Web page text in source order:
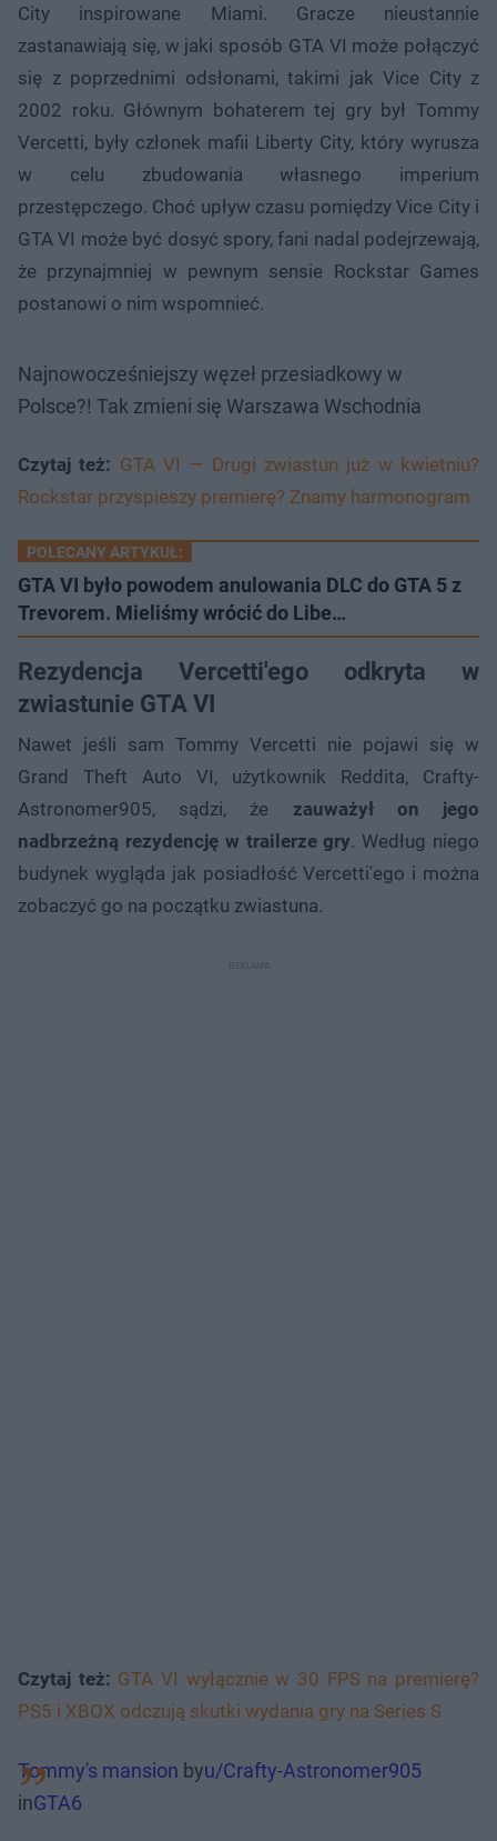
City inspirowane Miami. Gracze nieustannie
zastanawiają się, w jaki sposób GTA VI może połączyć
się z poprzednimi odsłonami, takimi jak Vice City z
2002 roku. Głównym bohaterem tej gry był Tommy
Vercetti, były członek mafii Liberty City, który wyrusza
w celu zbudowania własnego imperium
przestępczego. Choć upływ czasu pomiędzy Vice City i
GTA VI może być dosyć spory, fani nadal podejrzewają,
że przynajmniej w pewnym sensie Rockstar Games
postanowi o nim wspomnieć.
Najnowocześniejszy węzeł przesiadkowy w
Polsce?! Tak zmieni się Warszawa Wschodnia
Czytaj też: GTA VI — Drugi zwiastun już w kwietniu?
Rockstar przyspieszy premierę? Znamy harmonogram
POLECANY ARTYKUŁ:
GTA VI było powodem anulowania DLC do GTA 5 z
Trevorem. Mieliśmy wrócić do Libe…
Rezydencja Vercetti'ego odkryta w
zwiastunie GTA VI
Nawet jeśli sam Tommy Vercetti nie pojawi się w
Grand Theft Auto VI, użytkownik Reddita, Crafty-
Astronomer905, sądzi, że zauważył on jego
nadbrzeżną rezydencję w trailerze gry. Według niego
budynek wygląda jak posiadłość Vercetti'ego i można
zobaczyć go na początku zwiastuna.
Czytaj też: GTA VI wyłącznie w 30 FPS na premierę?
PS5 i XBOX odczują skutki wydania gry na Series S
Tommy's mansion byu/Crafty-Astronomer905
inGTA6